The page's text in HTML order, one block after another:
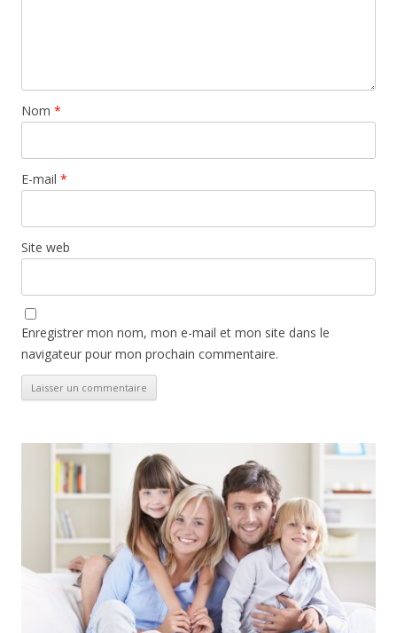
Nom *
E-mail *
Site web
Enregistrer mon nom, mon e-mail et mon site dans le
navigateur pour mon prochain commentaire.